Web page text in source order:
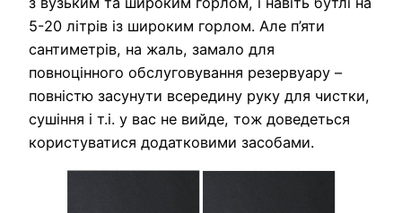
5-20 літрів із широким горлом. Але п’яти
сантиметрів, на жаль, замало для
повноцінного обслуговування резервуару –
повністю засунути всередину руку для чистки,
сушіння і т.і. у вас не вийде, тож доведеться
користуватися додатковими засобами.